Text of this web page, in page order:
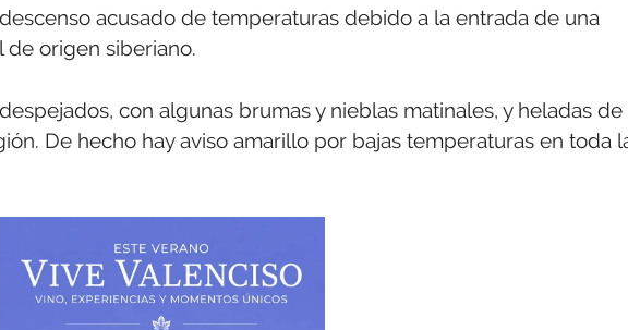
acusado de temperaturas debido a la entrada de una
de origen siberiano.
con algunas brumas y nieblas matinales, y heladas de
De hecho hay aviso amarillo por bajas temperaturas en toda